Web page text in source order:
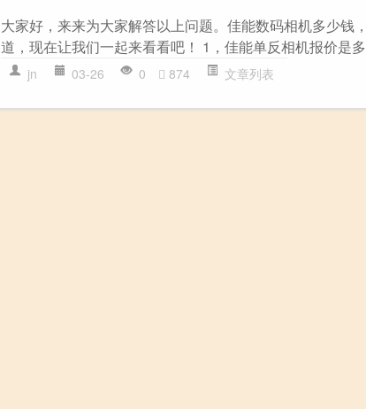
大家好，来来为大家解答以上问题。佳能数码相机多少钱
道，现在让我们一起来看看吧！ 1，佳能单反相机报价是
jn 03-26 0 874 文章列表